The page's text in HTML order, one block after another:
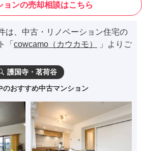
ョンの売却相談はこちら
は、中古・リノベーション住宅の
「 cowcamo（カウカモ）
」よりご
護国寺・茗荷谷
のおすすめ中古マンション